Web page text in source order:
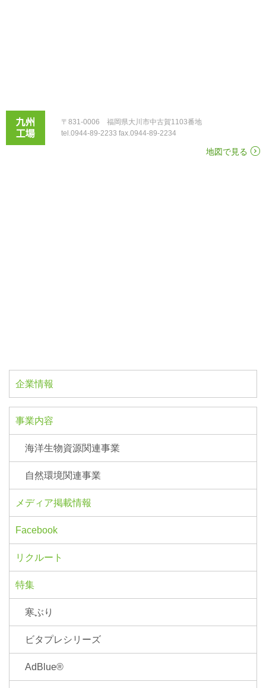
〒831-0006 福岡県大川市中古賀1103番地
tel.0944-89-2233 fax.0944-89-2234
地図で見る
企業情報
事業内容
海洋生物資源関連事業
自然環境関連事業
メディア掲載情報
Facebook
リクルート
特集
寒ぶり
ビタプレシリーズ
AdBlue®